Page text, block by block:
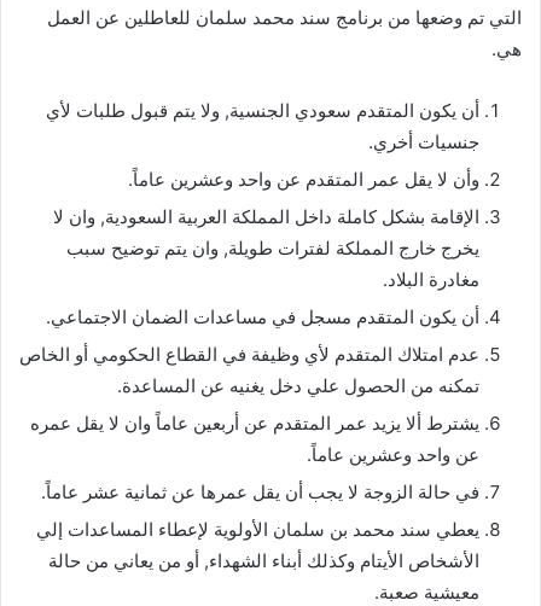
التي تم وضعها من برنامج سند محمد سلمان للعاطلين عن العمل
هي.
أن يكون المتقدم سعودي الجنسية, ولا يتم قبول طلبات لأي
جنسيات أخري.
وأن لا يقل عمر المتقدم عن واحد وعشرين عاماً.
الإقامة بشكل كاملة داخل المملكة العربية السعودية, وان لا
يخرج خارج المملكة لفترات طويلة, وان يتم توضيح سبب
مغادرة البلاد.
أن يكون المتقدم مسجل في مساعدات الضمان الاجتماعي.
عدم امتلاك المتقدم لأي وظيفة في القطاع الحكومي أو الخاص
تمكنه من الحصول علي دخل يغنيه عن المساعدة.
يشترط ألا يزيد عمر المتقدم عن أربعين عاماً وان لا يقل عمره
عن واحد وعشرين عاماً.
في حالة الزوجة لا يجب أن يقل عمرها عن ثمانية عشر عاماً.
يعطي سند محمد بن سلمان الأولوية لإعطاء المساعدات إلي
الأشخاص الأيتام وكذلك أبناء الشهداء, أو من يعاني من حالة
معيشية صعبة.